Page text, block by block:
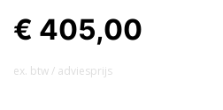
€ 405,00
ex. btw / adviesprijs